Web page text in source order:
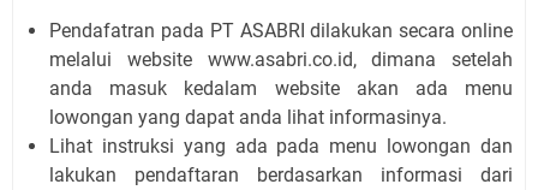
Pendafatran pada PT ASABRI dilakukan secara online
melalui website www.asabri.co.id, dimana setelah
anda masuk kedalam website akan ada menu
lowongan yang dapat anda lihat informasinya.
Lihat instruksi yang ada pada menu lowongan dan
lakukan pendaftaran berdasarkan informasi dari